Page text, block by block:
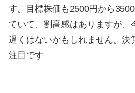
す。目標株価も2500円から
ていて、割高感はありますが、
遅くはないかもしれません。決
注目です